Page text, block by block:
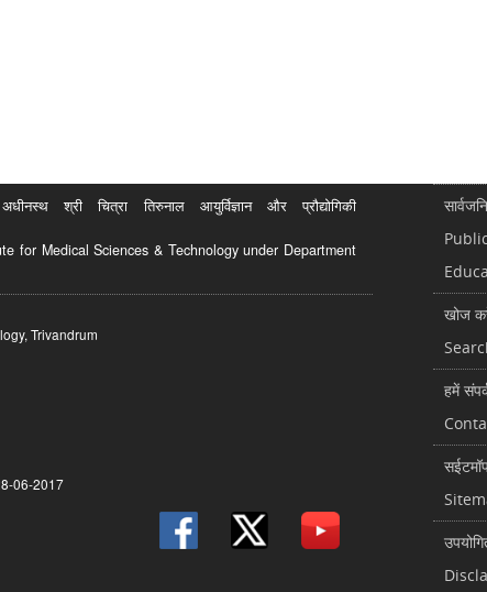
श्री चित्रा तिरुनाल आयुर्विज्ञान और प्रौद्योगिकी
for Medical Sciences & Technology under Department
Trivandrum
06-2017
खोज
हमें